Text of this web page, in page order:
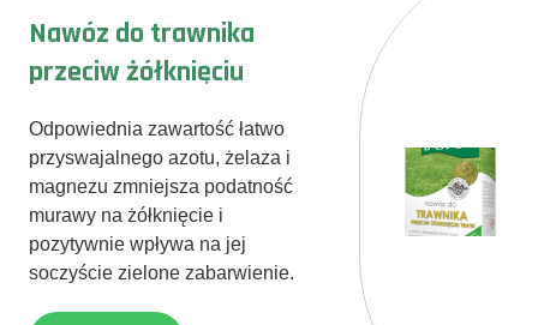
Nawóz do trawnika
przeciw żółknięciu
Odpowiednia zawartość łatwo
przyswajalnego azotu, żelaza i
magnezu zmniejsza podatność
murawy na żółknięcie i
pozytywnie wpływa na jej
soczyście zielone zabarwienie.